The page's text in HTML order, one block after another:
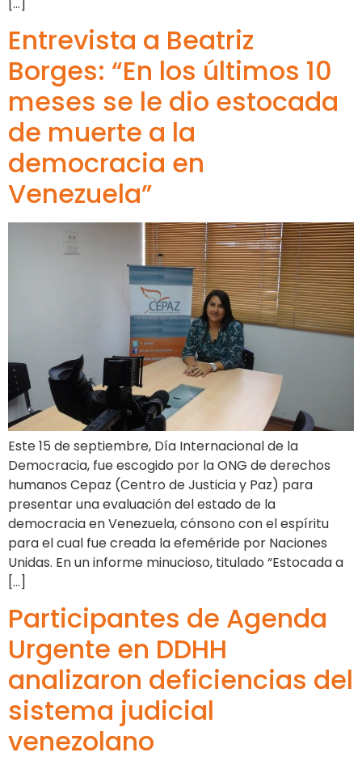
Entrevista a Beatriz
Borges: “En los últimos 10
meses se le dio estocada
de muerte a la
democracia en
Venezuela”
Este 15 de septiembre, Día Internacional de la
Democracia, fue escogido por la ONG de derechos
humanos Cepaz (Centro de Justicia y Paz) para
presentar una evaluación del estado de la
democracia en Venezuela, cónsono con el espíritu
para el cual fue creada la efeméride por Naciones
Unidas. En un informe minucioso, titulado “Estocada a
[…]
Participantes de Agenda
Urgente en DDHH
analizaron deficiencias del
sistema judicial
venezolano